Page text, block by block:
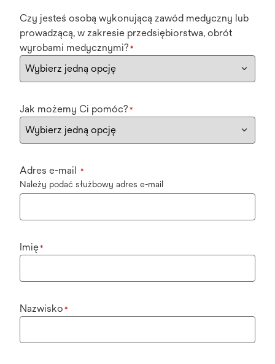
Czy jesteś osobą wykonującą zawód medyczny lub
prowadzącą, w zakresie przedsiębiorstwa, obrót
wyrobami medycznymi? *
Jak możemy Ci pomóc? *
Adres e-mail *
Należy podać służbowy adres e-mail
Imię*
Nazwisko *